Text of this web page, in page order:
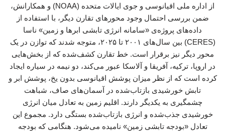
از اداره ملی اقیانوسی و جوی ایالات متحده (NOAA) و همکارانش،
ضمن بررسی احتمال وجود محورهای تقارن دیگر، با استفاده از
داده‌های پروژه‌ی «سامانه انرژی تابشی ابرها و زمین» ناسا
(CERES) بین سال‌های ۲۰۰۱ تا ۲۰۲۵، متوجه شدند که توازن در یک
محور دیگر نیز برقرار است. خط تقارن کشف‌شده که از بخش‌هایی
در اروپا، ترکیه، آفریقا و آلاسکا عبور می‌کند، دو نیمه در سیاره ایجاد
کرده است که از نظر میزان پوشش اقیانوسی بدون یخ، پوشش ابر و
تابش خورشیدی بازتاب‌شده در آسمان‌های صاف، شباهت
چشمگیری به یکدیگر دارند. اقلیم زمین به تعادل میان انرژی
خورشیدی جذب‌شده و انرژی بازتاب‌شده بستگی دارد. مجموع این
تعادل «بودجه تابشی زمین» نامیده می‌شود. هنگامی که بودجه